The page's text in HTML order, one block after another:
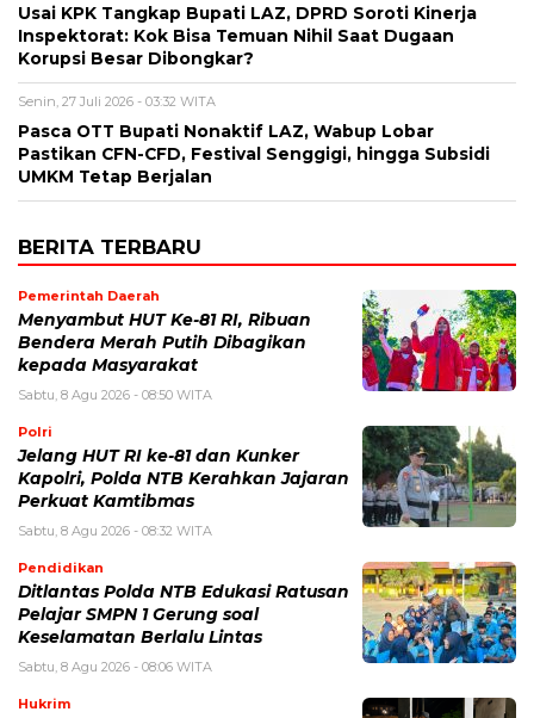
Usai KPK Tangkap Bupati LAZ, DPRD Soroti Kinerja
Inspektorat: Kok Bisa Temuan Nihil Saat Dugaan
Korupsi Besar Dibongkar?
Senin, 27 Juli 2026 - 03:32 WITA
Pasca OTT Bupati Nonaktif LAZ, Wabup Lobar
Pastikan CFN-CFD, Festival Senggigi, hingga Subsidi
UMKM Tetap Berjalan
BERITA TERBARU
Pemerintah Daerah
Menyambut HUT Ke-81 RI, Ribuan
Bendera Merah Putih Dibagikan
kepada Masyarakat
Sabtu, 8 Agu 2026 - 08:50 WITA
Polri
Jelang HUT RI ke-81 dan Kunker
Kapolri, Polda NTB Kerahkan Jajaran
Perkuat Kamtibmas
Sabtu, 8 Agu 2026 - 08:32 WITA
Pendidikan
Ditlantas Polda NTB Edukasi Ratusan
Pelajar SMPN 1 Gerung soal
Keselamatan Berlalu Lintas
Sabtu, 8 Agu 2026 - 08:06 WITA
Hukrim